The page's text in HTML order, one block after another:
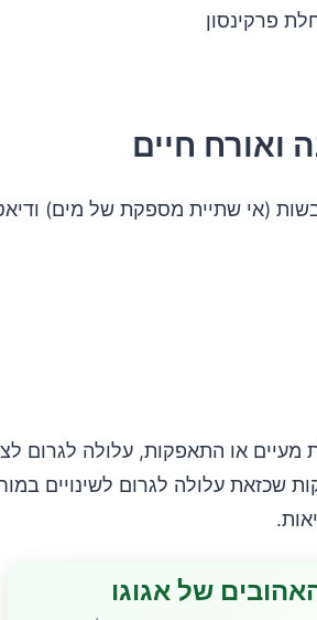
פרקינסון
ואורח חיים
(אי שתיית מספקת של מים)
או התאפקות, עלולה לגרום
שכזאת עלולה לגרום לשינויים
של אגוגו